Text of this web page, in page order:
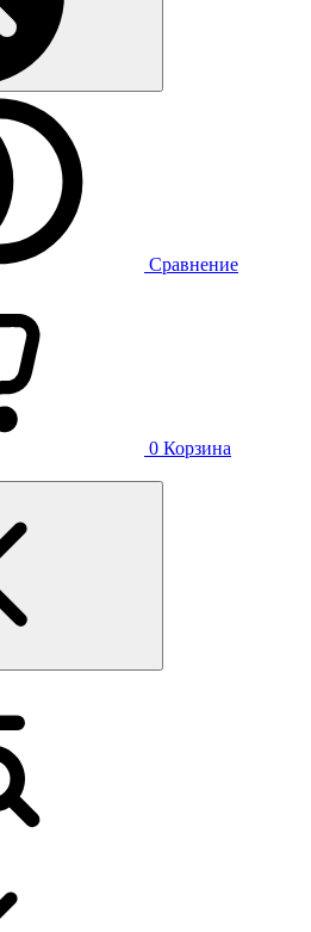
Сравнение
0 Корзина